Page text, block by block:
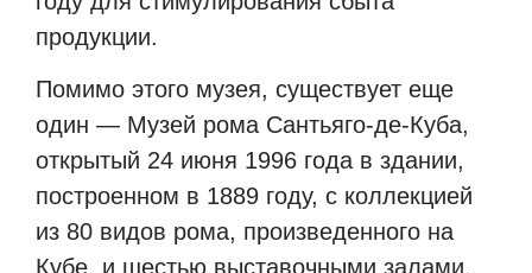
продукции.
Помимо этого музея, существует еще
один — Музей рома Сантьяго-де-Куба,
открытый 24 июня 1996 года в здании,
построенном в 1889 году, с коллекцией
из 80 видов рома, произведенного на
Кубе, и шестью выставочными залами.